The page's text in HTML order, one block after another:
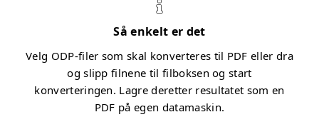
Så enkelt er det
Velg ODP-filer som skal konverteres til PDF eller dra
og slipp filnene til filboksen og start
konverteringen. Lagre deretter resultatet som en
PDF på egen datamaskin.